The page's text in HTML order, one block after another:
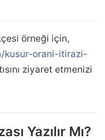
örneği için,
kusur-orani-itirazi-
ziyaret etmenizi
Yazılır Mı?